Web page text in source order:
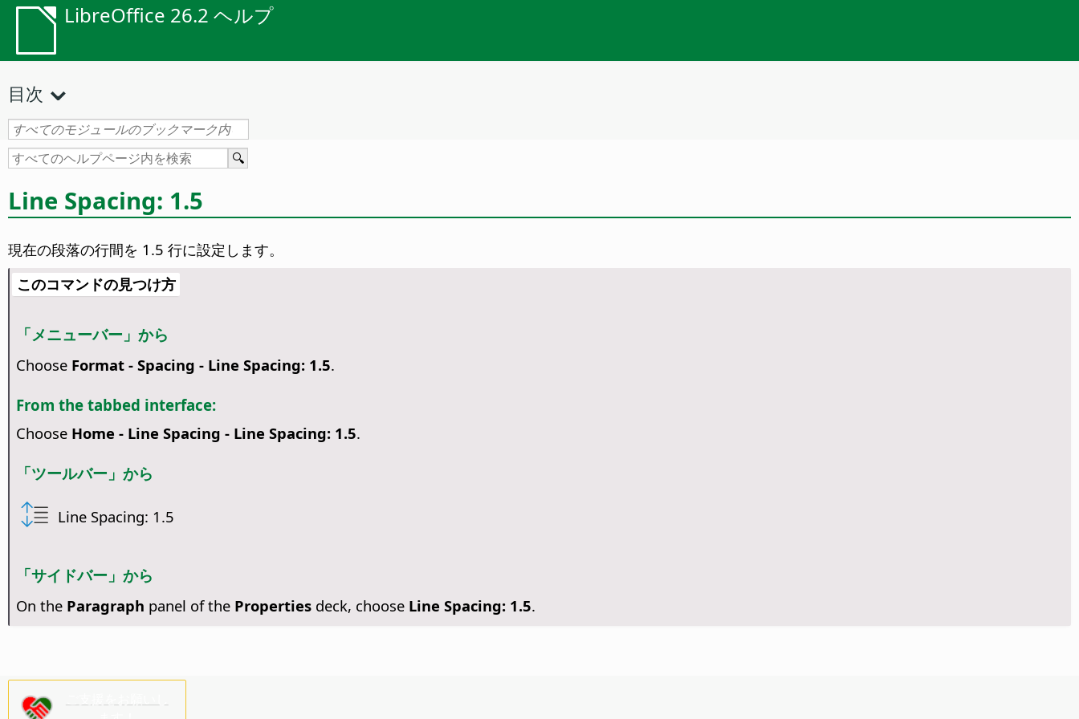
LibreOffice 26.2 ヘルプ
目次
Line Spacing: 1.5
現在の段落の行間を 1.5 行に設定します。
このコマンドの見つけ方
「メニューバー」から
Choose Format - Spacing - Line Spacing: 1.5.
From the tabbed interface:
Choose Home - Line Spacing - Line Spacing: 1.5.
「ツールバー」から
Line Spacing: 1.5
「サイドバー」から
On the Paragraph panel of the Propertiesdeck, choose Line Spacing: 1.5.